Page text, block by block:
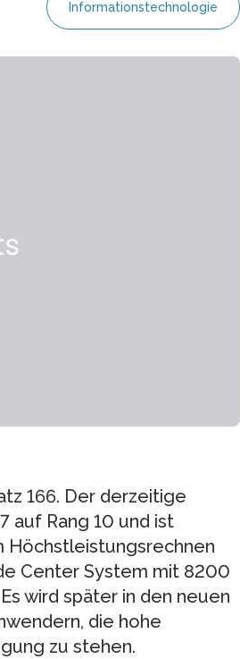
Informationstechnologie
166. Der derzeitige
auf Rang 10 und ist
Höchstleistungsrechnen
Center System mit 8200
wird später in den neuen
die hohe
zu stehen.